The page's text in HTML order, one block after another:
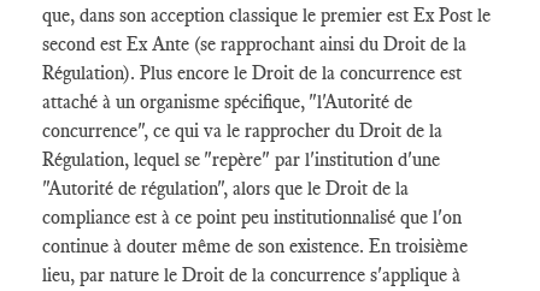
que, dans son acception classique le premier est Ex Post le
second est Ex Ante (se rapprochant ainsi du Droit de la
Régulation). Plus encore le Droit de la concurrence est
attaché à un organisme spécifique, "l'Autorité de
concurrence", ce qui va le rapprocher du Droit de la
Régulation, lequel se "repère" par l'institution d'une
"Autorité de régulation", alors que le Droit de la
compliance est à ce point peu institutionnalisé que l'on
continue à douter même de son existence. En troisième
lieu, par nature le Droit de la concurrence s'applique à